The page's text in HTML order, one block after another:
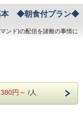
無料！
マンド）設置（５０
ンタサイクル、化
典を受けられるととも
（1店舗でも可）と記念品
る「きっぷ」そのものの
ホテル港屋の魅力！
ックイン時にお渡しい
とは・・・
」において選抜され
地！
社製ベッドを全洋室に採用
１時まで朝６時３０分から入
ご体験ください！～
本 ◆朝食付プラン◆
ンド)の配信を諸般の事情に
がとうございました。
。円～ /人